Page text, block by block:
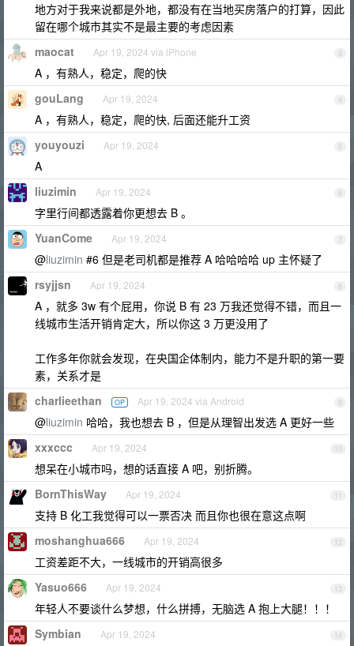
地方对于我来说都是外地，都没有在当地买房落户的打算，因此
留在哪个城市其实不是最主要的考虑因素
3
maocat Apr 19, 2024 via iPhone
A ，有熟人，稳定，爬的快
4
gouLang Apr 19, 2024
A ，有熟人，稳定，爬的快, 后面还能升工资
5
youyouzi Apr 19, 2024
A
6
liuzimin Apr 19, 2024
字里行间都透露着你更想去 B 。
7
YuanCome Apr 19, 2024
@liuzimin #6 但是老司机都是推荐 A 哈哈哈哈 up 主怀疑了
8
rsyjjsn Apr 19, 2024
A ，就多 3w 有个屁用，你说 B 有 23 万我还觉得不错，而且一
线城市生活开销肯定大，所以你这 3 万更没用了
工作多年你就会发现，在央国企体制内，能力不是升职的第一要
素，关系才是
9
charlieethan OP Apr 19, 2024 via Android
@liuzimin 哈哈，我也想去 B ，但是从理智出发选 A 更好一些
10
xxxccc Apr 19, 2024
想呆在小城市吗，想的话直接 A 吧，别折腾。
11
BornThisWay Apr 19, 2024
支持 B 化工我觉得可以一票否决 而且你也很在意这点啊
12
moshanghua666 Apr 19, 2024
工资差距不大，一线城市的开销高很多
13
Yasuo666 Apr 19, 2024
年轻人不要谈什么梦想，什么拼搏，无脑选 A 抱上大腿！！！
14
Symbian Apr 19, 2024